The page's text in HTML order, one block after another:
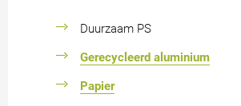
Duurzaam PS
Gerecycleerd aluminium
Papier